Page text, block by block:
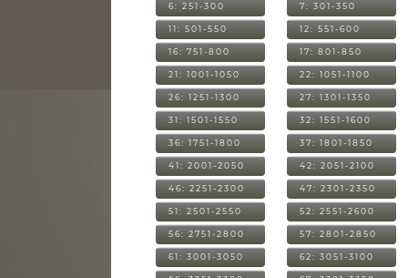
6: 251-300 7: 301-350
11: 501-550 12: 551-600
16: 751-800 17: 801-850
21: 1001-1050 22: 1051-1100
26: 1251-1300 27: 1301-1350
31: 1501-1550 32: 1551-1600
36: 1751-1800 37: 1801-1850
41: 2001-2050 42: 2051-2100
46: 2251-2300 47: 2301-2350
51: 2501-2550 52: 2551-2600
56: 2751-2800 57: 2801-2850
61: 3001-3050 62: 3051-3100